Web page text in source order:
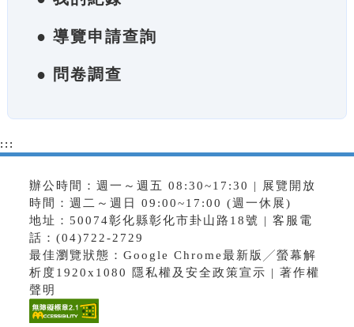
● 導覽申請查詢
● 問卷調查
:::
辦公時間：週一～週五 08:30~17:30 | 展覽開放
時間：週二～週日 09:00~17:00 (週一休展)
地址：50074彰化縣彰化市卦山路18號 | 客服電
話：(04)722-2729
最佳瀏覽狀態：Google Chrome最新版╱螢幕解
析度1920x1080 隱私權及安全政策宣示 |著作權
聲明